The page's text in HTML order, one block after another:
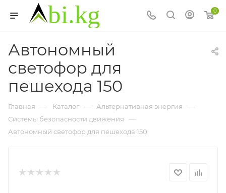
0
Автономный
светофор для
пешехода 150
Главная — Каталог — Альтернативная энергия —
Системы безопасности движения —
Автономный светофор для пешехода 150